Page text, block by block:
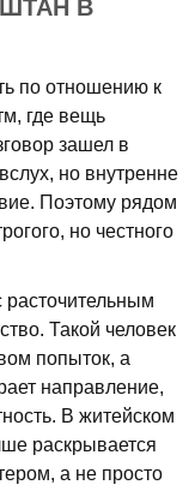
В
по отношению к
где вещь
зашел в
но внутренне
Поэтому рядом
но честного
расточительным
Такой человек
попыток, а
направление,
В житейском
раскрывается
а не просто